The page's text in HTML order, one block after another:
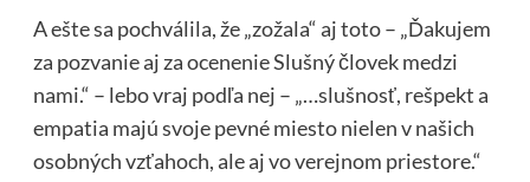
A ešte sa pochválila, že „zožala“ aj toto – „Ďakujem
za pozvanie aj za ocenenie Slušný človek medzi
nami.“ – lebo vraj podľa nej – „…slušnosť, rešpekt a
empatia majú svoje pevné miesto nielen v našich
osobných vzťahoch, ale aj vo verejnom priestore.“